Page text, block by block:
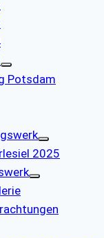
Potsdam
2025